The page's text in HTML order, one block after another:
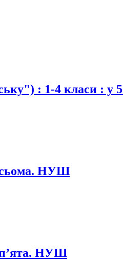
: 1-4 класи :
сьома. НУШ
п’ята. НУШ